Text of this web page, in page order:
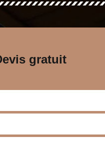
gratuit